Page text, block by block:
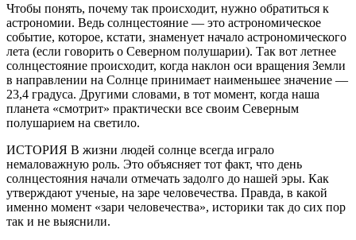
Чтобы понять, почему так происходит, нужно обратиться к
астрономии. Ведь солнцестояние — это астрономическое
событие, которое, кстати, знаменует начало астрономического
лета (если говорить о Северном полушарии). Так вот летнее
солнцестояние происходит, когда наклон оси вращения Земли
в направлении на Солнце принимает наименьшее значение —
23,4 градуса. Другими словами, в тот момент, когда наша
планета «смотрит» практически все своим Северным
полушарием на светило.
ИСТОРИЯ В жизни людей солнце всегда играло
немаловажную роль. Это объясняет тот факт, что день
солнцестояния начали отмечать задолго до нашей эры. Как
утверждают ученые, на заре человечества. Правда, в какой
именно момент «зари человечества», историки так до сих пор
так и не выяснили.